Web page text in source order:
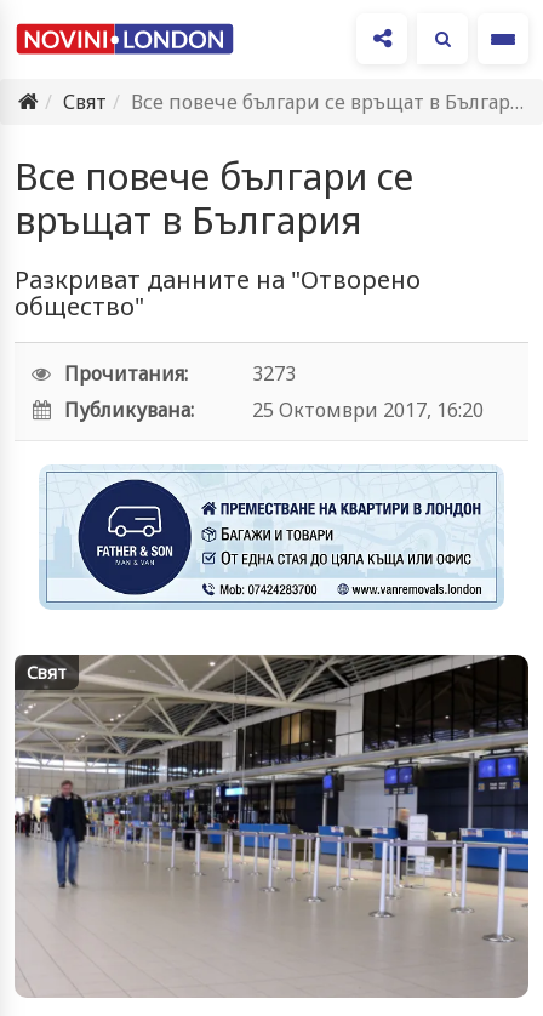
Свят
Все повече българи се връщат в България
Все повече българи се
връщат в България
Разкриват данните на "Отворено
общество"
Прочитания:
3273
Публикувана:
25 Октомври 2017, 16:20
Свят